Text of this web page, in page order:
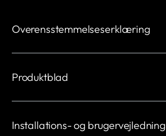
Overensstemmelseserklæring
Produktblad
Installations- og brugervejledning